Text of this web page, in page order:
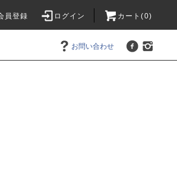
員登録 ログイン カート(0)
お問い合わせ